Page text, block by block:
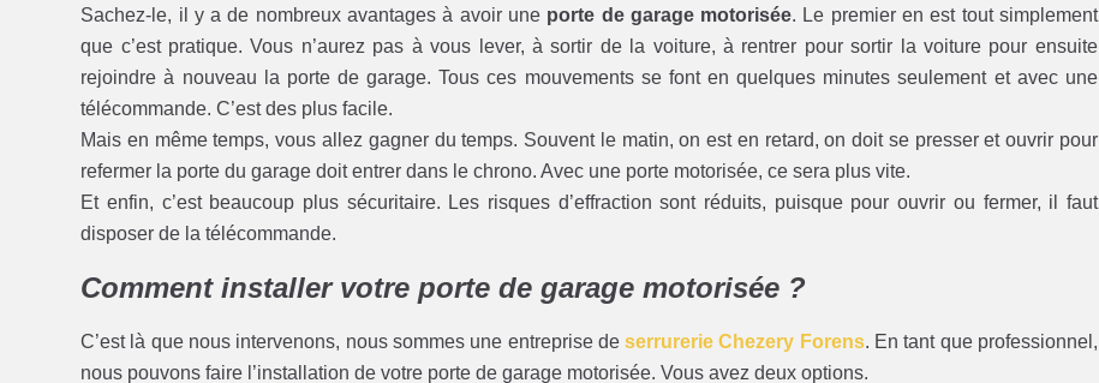
Sachez-le, il y a de nombreux avantages à avoir une porte de garage motorisée. Le premier en est tout simplement
que c’est pratique. Vous n’aurez pas à vous lever, à sortir de la voiture, à rentrer pour sortir la voiture pour ensuite
rejoindre à nouveau la porte de garage. Tous ces mouvements se font en quelques minutes seulement et avec une
télécommande. C’est des plus facile.
Mais en même temps, vous allez gagner du temps. Souvent le matin, on est en retard, on doit se presser et ouvrir pour
refermer la porte du garage doit entrer dans le chrono. Avec une porte motorisée, ce sera plus vite.
Et enfin, c’est beaucoup plus sécuritaire. Les risques d’effraction sont réduits, puisque pour ouvrir ou fermer, il faut
disposer de la télécommande.
Comment installer votre porte de garage motorisée ?
C’est là que nous intervenons, nous sommes une entreprise deserrurerie Chezery Forens. En tant que professionnel,
nous pouvons faire l’installation de votre porte de garage motorisée. Vous avez deux options.